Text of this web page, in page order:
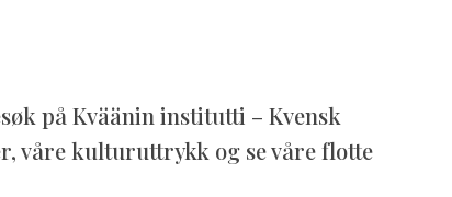
på Kväänin institutti – Kvensk
våre kulturuttrykk og se våre flotte